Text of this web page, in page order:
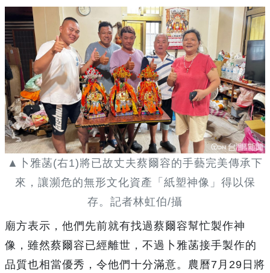
▲卜雅菡(右1)將已故丈夫蔡爾容的手藝完美傳承下
來，讓瀕危的無形文化資產「紙塑神像」得以保
存。記者林虹伯/攝
廟方表示，他們先前就有找過蔡爾容幫忙製作神
像，雖然蔡爾容已經離世，不過卜雅菡接手製作的
品質也相當優秀，令他們十分滿意。農曆7月29日將